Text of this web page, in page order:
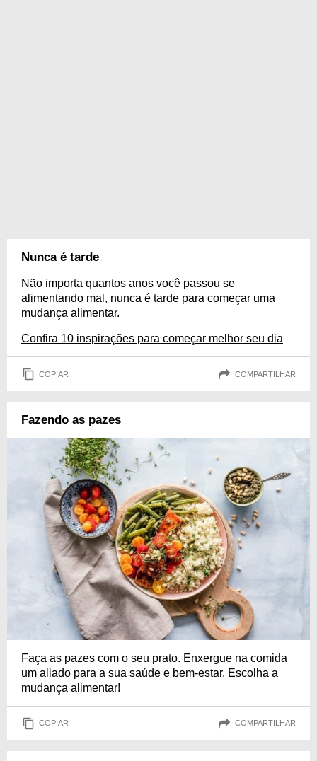
Nunca é tarde
Não importa quantos anos você passou se
alimentando mal, nunca é tarde para começar uma
mudança alimentar.
Confira 10 inspirações para começar melhor seu dia
COPIAR COMPARTILHAR
Fazendo as pazes
Faça as pazes com o seu prato. Enxergue na comida
um aliado para a sua saúde e bem-estar. Escolha a
mudança alimentar!
COPIAR COMPARTILHAR